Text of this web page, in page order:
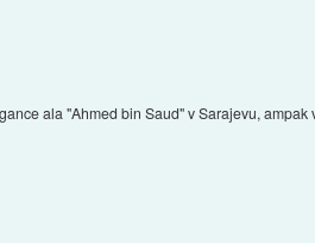
ala "Ahmed bin Saud" v Sarajevu,